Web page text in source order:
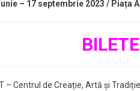
– 17 septembrie 2023 / Piața
BILETE
– Centrul de Creație, Artă și